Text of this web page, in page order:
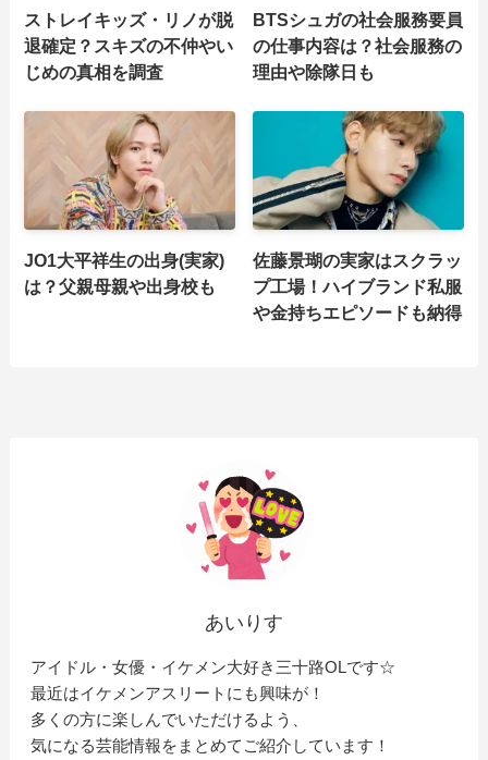
ストレイキッズ・リノが脱
退確定？スキズの不仲やい
じめの真相を調査
BTSシュガの社会服務要員
の仕事内容は？社会服務の
理由や除隊日も
JO1大平祥生の出身(実家)
は？父親母親や出身校も
佐藤景瑚の実家はスクラッ
プ工場！ハイブランド私服
や金持ちエピソードも納得
あいりす
アイドル・女優・イケメン大好き三十路OLです☆
最近はイケメンアスリートにも興味が！
多くの方に楽しんでいただけるよう、
気になる芸能情報をまとめてご紹介しています！